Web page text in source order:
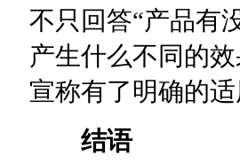
不只回答“产品有
产生什么不同的
宣称有了明确的
结语